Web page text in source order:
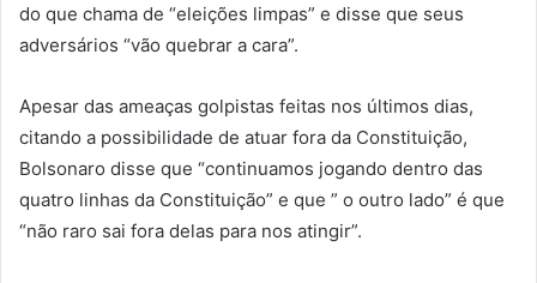
do que chama de “eleições limpas” e disse que seus
adversários “vão quebrar a cara”.
Apesar das ameaças golpistas feitas nos últimos dias,
citando a possibilidade de atuar fora da Constituição,
Bolsonaro disse que “continuamos jogando dentro das
quatro linhas da Constituição” e que ” o outro lado” é que
“não raro sai fora delas para nos atingir”.